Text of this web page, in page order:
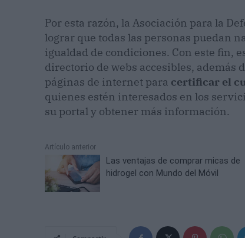
Por esta razón, la Asociación para la
lograr que todas las personas puedan
igualdad de condiciones. Con este fin,
directorio de webs accesibles, además
páginas de internet para certificar el
quienes estén interesados en los
su portal y obtener más información.
Artículo anterior
Las ventajas de comprar micas de
hidrogel con Mundo del Móvil